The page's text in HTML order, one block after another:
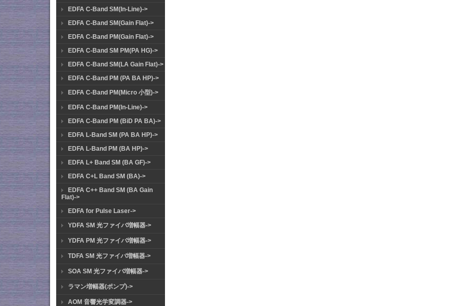
EDFA C-Band SM(In-Line)->
EDFA C-Band SM(Gain Flat)->
EDFA C-Band PM(Gain Flat)->
EDFA C-Band SM PM(PA HG)->
EDFA C-Band SM(LA Gain Flat)->
EDFA C-Band PM (PA BA HP)->
EDFA C-Band PM(Micro 小型)->
EDFA C-Band PM(In-Line)->
EDFA C-Band PM (BiD PA BA)->
EDFA L-Band SM (PA BA HP)->
EDFA L-Band PM (BA HP)->
EDFA L+ Band SM (BA GF)->
EDFA C+L Band SM (BA)->
EDFA C++ Band SM (BA Gain
Flat)->
EDFA for Pulse Laser->
YDFA SM 光ファイバ増幅器->
YDFA PM 光ファイバ増幅器->
TDFA SM 光ファイバ増幅器->
SOA SM 光ファイバ増幅器->
ラマン増幅器(ポンプ)->
AOM 音響光学変調器->